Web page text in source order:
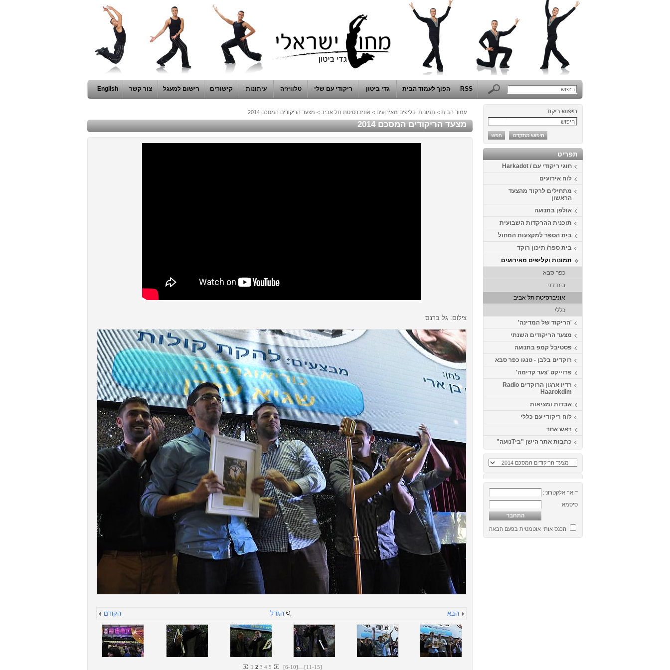
RSS הפוך לעמוד הבית גדי ביטון ריקודי עם שלי טלוויזיה עיתונות קישורים רישום למעגל צור קשר English
תפריט
חוגי ריקודי עם / Harkadot
לוח אירועים
מתחילים לרקוד מהצעד
הראשון
אולפן בתנועה
תוכנית ההרקדות השבועית
בית הספר למקצעות המחול
בית ספר/ תיכון רוקד
תמונות וקליפים מאירועים
כפר סבא
בית דני
אוניברסיטת תל אביב
כללי
'הריקוד של המדינה'
מצעד הריקודים השנתי
פסטיבל קמפ בתנועה
רוקדים בלבן - טנגו כפר סבא
פרוייקט 'צעד קדימה'
רדיו ארגון הרוקדים Radio
Haarokdim
אבדות ומציאות
לוח ריקודי עם כללי
ראש אחר
כתבות אתר הישן "ביTנועה"
דואר אלקטרוני:
סיסמא:
הכנס אותי אוטמטית בפעם הבאה
עמוד הבית > תמונות וקליפים מאירועים > אוניברסיטת תל אביב > מצעד הריקודים המסכם 2014
מצעד הריקודים המסכם 2014
צילום: גל ברנס
הקודם הגדל הבא
1 2 3 4 5 [6-10]...[11-15]